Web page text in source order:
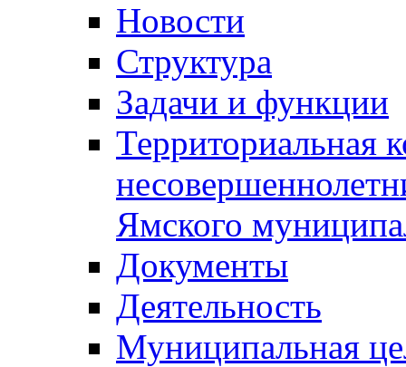
Новости
Структура
Задачи и функции
Территориальная
Ямского
Документы
Деятельность
Муниципальная